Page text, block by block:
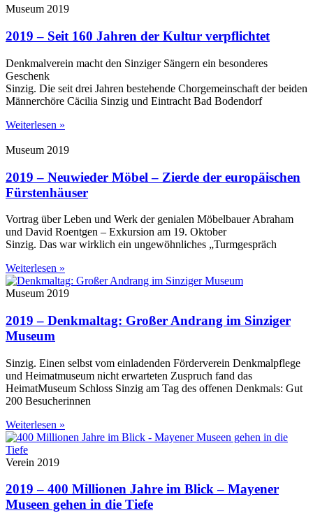
Museum 2019
2019 – Seit 160 Jahren der Kultur verpflichtet
Denkmalverein macht den Sinziger Sängern ein besonderes
Geschenk
Sinzig. Die seit drei Jahren bestehende Chorgemeinschaft der beiden
Männerchöre Cäcilia Sinzig und Eintracht Bad Bodendorf
Weiterlesen »
Museum 2019
2019 – Neuwieder Möbel – Zierde der europäischen
Fürstenhäuser
Vortrag über Leben und Werk der genialen Möbelbauer Abraham
und David Roentgen – Exkursion am 19. Oktober
Sinzig. Das war wirklich ein ungewöhnliches „Turmgespräch
Weiterlesen »
Museum 2019
2019 – Denkmaltag: Großer Andrang im Sinziger
Museum
Sinzig. Einen selbst vom einladenden Förderverein Denkmalpflege
und Heimatmuseum nicht erwarteten Zuspruch fand das
HeimatMuseum Schloss Sinzig am Tag des offenen Denkmals: Gut
200 Besucherinnen
Weiterlesen »
Verein 2019
2019 – 400 Millionen Jahre im Blick – Mayener
Museen gehen in die Tiefe